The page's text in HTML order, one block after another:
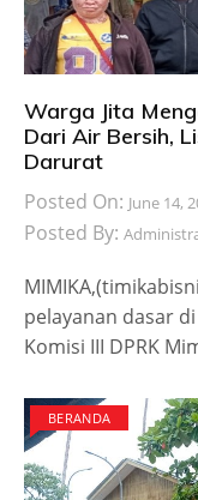
Warga Jita
Dari Air Bersih,
Darurat
Posted On: June 14,
Posted By:
pelayanan dasar
Komisi III DPRK
BERANDA